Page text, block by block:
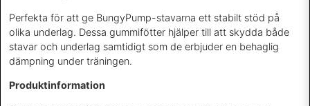
Perfekta för att ge BungyPump-stavarna ett stabilt stöd på
olika underlag. Dessa gummifötter hjälper till att skydda både
stavar och underlag samtidigt som de erbjuder en behaglig
dämpning under träningen.
Produktinformation